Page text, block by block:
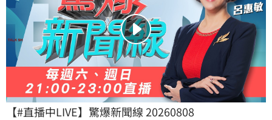
【#直播中LIVE】驚爆新聞線 20260808